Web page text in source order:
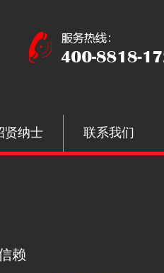
贤纳士 联系我们
赖